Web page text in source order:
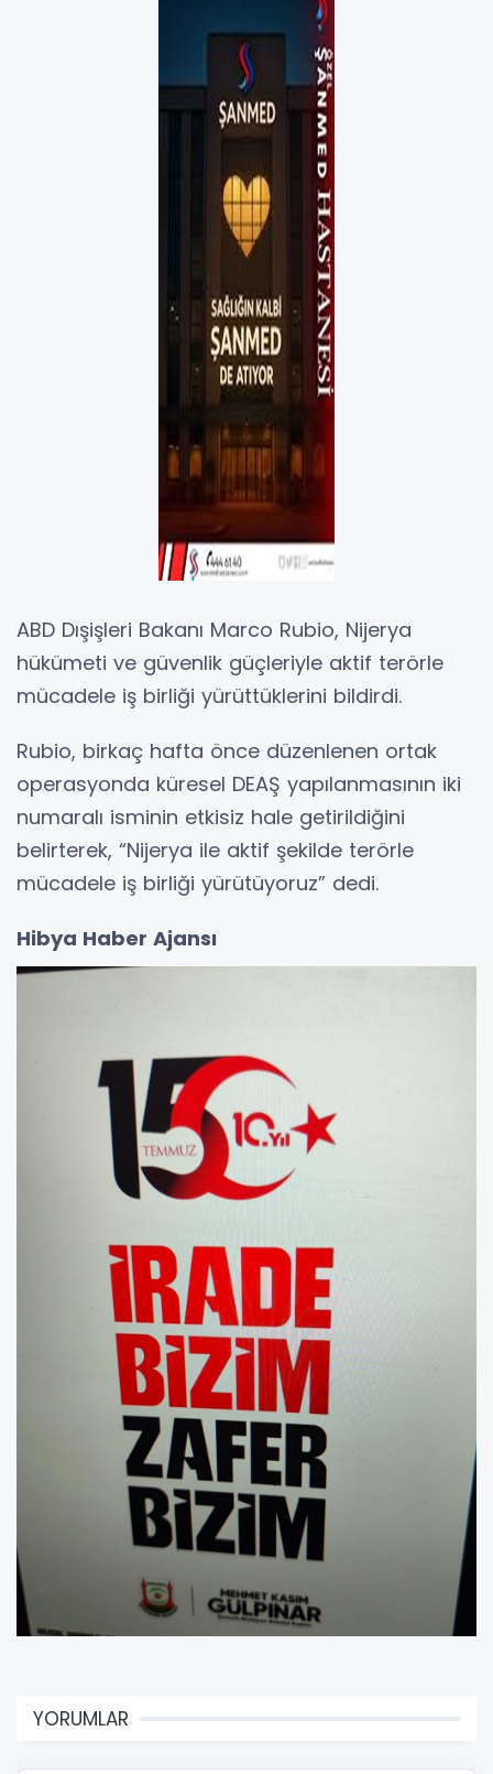
ABD Dışişleri Bakanı Marco Rubio, Nijerya
hükümeti ve güvenlik güçleriyle aktif terörle
mücadele iş birliği yürüttüklerini bildirdi.
Rubio, birkaç hafta önce düzenlenen ortak
operasyonda küresel DEAŞ yapılanmasının iki
numaralı isminin etkisiz hale getirildiğini
belirterek, “Nijerya ile aktif şekilde terörle
mücadele iş birliği yürütüyoruz” dedi.
Hibya Haber Ajansı
YORUMLAR